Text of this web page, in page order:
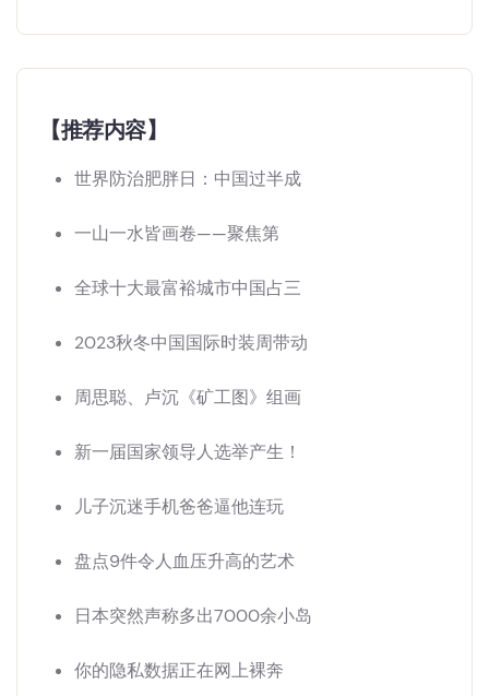
【推荐内容】
世界防治肥胖日：中国过半成
一山一水皆画卷——聚焦第
全球十大最富裕城市中国占三
2023秋冬中国国际时装周带动
周思聪、卢沉《矿工图》组画
新一届国家领导人选举产生！
儿子沉迷手机爸爸逼他连玩
盘点9件令人血压升高的艺术
日本突然声称多出7000余小岛
你的隐私数据正在网上裸奔